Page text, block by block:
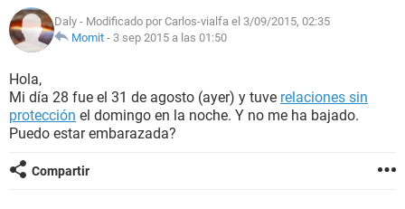
NUTRICIÓN
BIENESTAR
SEXUALIDAD
GLOSARIO
Daly - Modificado por Carlos-vialfa el 3/09/2015, 02:35
Momit - 3 sep 2015 a las 01:50
Hola,
Mi día 28 fue el 31 de agosto (ayer) y tuve relaciones sin
protección el domingo en la noche. Y no me ha bajado.
Puedo estar embarazada?
Compartir